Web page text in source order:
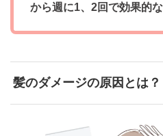
から週に1、2回で効果的
髪のダメージの原因とは？